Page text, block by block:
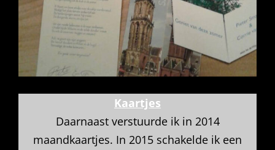
Kaartjes
Daarnaast verstuurde ik in 2014
maandkaartjes. In 2015 schakelde ik een